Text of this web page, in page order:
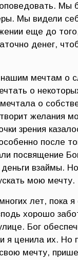
Мы
Мы видели
еще до
денег,
нашим мечтам о
о
о
желания
зрения
после
посвящение
взаймы.
мою мечту.
лет, пока
хорошо
Бог
ценила их. Но
мечту,